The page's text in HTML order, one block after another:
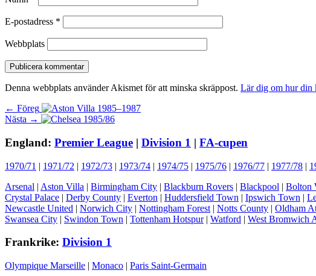
E-postadress *
Webbplats
Denna webbplats använder Akismet för att minska skräppost. Lär dig om hur din
Inläggsnavigering
← Föreg Föregående
inlägg:
Nästa → Nästa
England: Premier League | Division 1 | FA-cupen
1970/71 | 1971/72 | 1972/73 | 1973/74 | 1974/75 | 1975/76 | 1976/77 | 1977/78 |
Arsenal | Aston Villa | Birmingham City | Blackburn Rovers | Blackpool | Bolton
Crystal Palace | Derby County | Everton | Huddersfield Town | Ipswich Town |
Newcastle United | Norwich City | Nottingham Forest | Notts County | Oldham
Swansea City | Swindon Town | Tottenham Hotspur| Watford | West Bromwich
Frankrike: Division 1
Olympique Marseille | Monaco | Paris Saint-Germain